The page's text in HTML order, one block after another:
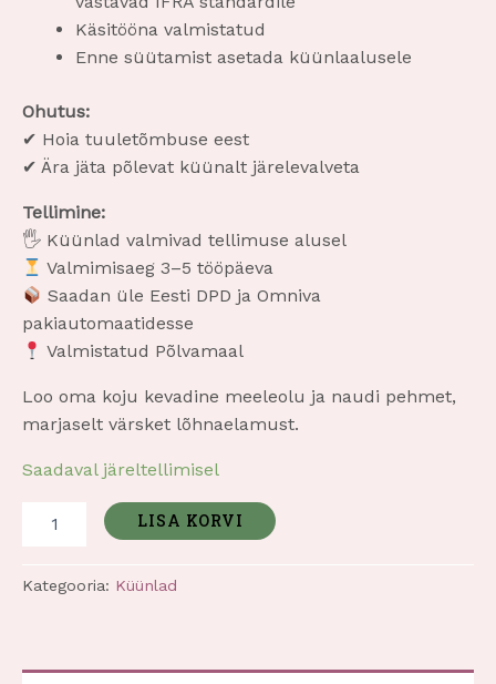
Käsitööna valmistatud
Enne süütamist asetada küünlaalusele
Ohutus:
✔ Hoia tuuletõmbuse eest
✔ Ära jäta põlevat küünalt järelevalveta
Tellimine:
🖐️ Küünlad valmivad tellimuse alusel
Valmimisaeg 3–5 tööpäeva
Saadan üle Eesti DPD ja Omniva
pakiautomaatidesse
Valmistatud Põlvamaal
Loo oma koju kevadine meeleolu ja naudi pehmet,
marjaselt värsket lõhnaelamust.
Saadaval järeltellimisel
LISA KORVI
Kategooria: Küünlad